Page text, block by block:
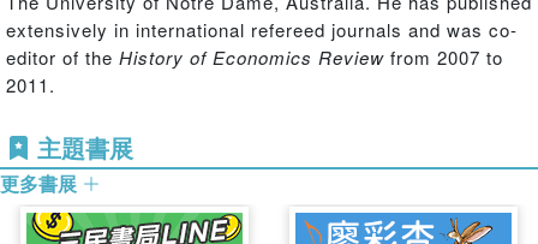
relationships the contributing authors needed to draw upon
research fields as far apart as political philosophy and East-Asian
studies. With one or two exceptions, however, nearly all of the
contributing authors have a background in economics, and this
the research question. This book is, in short, an inter-disciplinary
exercise undertaken from an economics perspective, and hence it
may best be described as an exercise in political economy rather
than pure analytical economics"--
extensively in international refereed journals and was co-
editor of the History of Economics Review from 2007 to
2011.
主題書展
更多書展